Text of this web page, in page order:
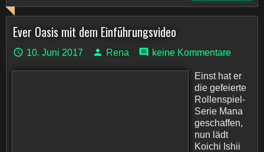
Ever Oasis mit dem Einführungsvideo
10. Juni 2017 Rena keine Kommentare
Einst hat er
die gefeierte
Rollenspiel-
Serie Mana
geschaffen,
nun lädt
Koichi Ishii